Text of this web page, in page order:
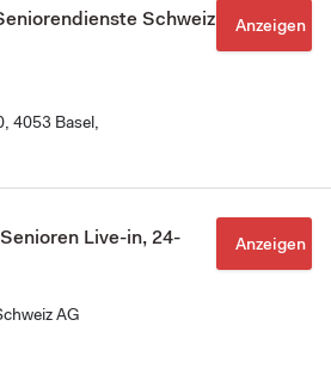
Schweiz
4053 Basel,
Anzeigen
Live-in, 24-
AG
Anzeigen